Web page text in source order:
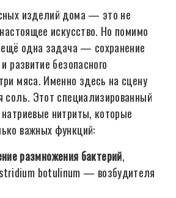
изделий дома — это не
искусство. Но помимо
ещё одна задача — сохранение
развитие безопасного
мяса. Именно здесь на сцену
соль. Этот специализированный
нитриты, которые
важных функций:
размножения бактерий,
botulinum — возбудителя